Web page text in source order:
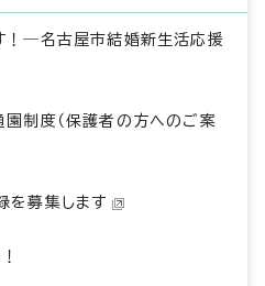
！―名古屋市結婚新生活応援
制度（保護者の方へのご案
を募集します